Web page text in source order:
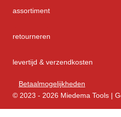
assortiment
retourneren
levertijd & verzendkosten
Betaalmogelijkheden
© 2023 - 2026 Miedema Tools |